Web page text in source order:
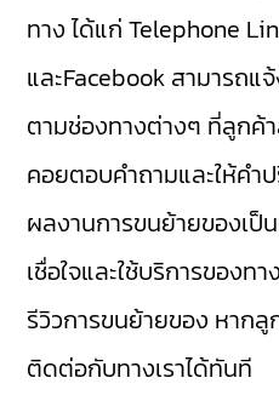
ทาง ได้แก่ Telephone
และFacebook สามารถแ
ตามช่องทางต่างๆ ที่ลูกค้
คอยตอบคำถามและให้ค
ผลงานการขนย้ายของเป็
เชื่อใจและใช้บริการของท
รีวิวการขนย้ายของ หากลู
ติดต่อกับทางเราได้ทันที